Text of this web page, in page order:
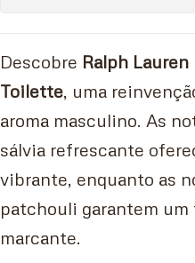
Descobre Ralph Lauren
Toilette, uma
aroma masculino. As
sálvia refrescante
vibrante, enquanto as
patchouli garantem
marcante.